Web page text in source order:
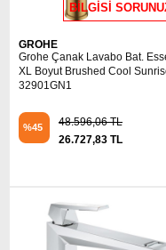
BİLGİSİ
GROHE
Grohe Çanak Lavabo Bat.
XL Boyut Brushed Cool
32901GN1
%45
48.596,06 TL
26.727,83 TL